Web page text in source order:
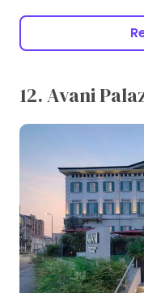
12. Avani